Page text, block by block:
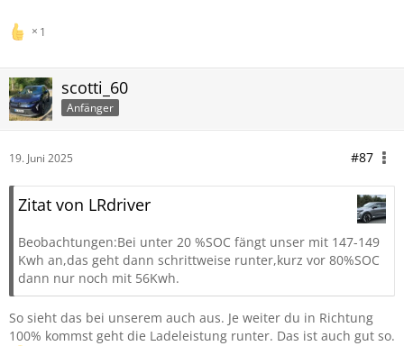
1
scotti_60
Anfänger
19. Juni 2025 #87
Zitat von LRdriver
Beobachtungen:Bei unter 20 %SOC fängt unser mit 147-149
Kwh an,das geht dann schrittweise runter,kurz vor 80%SOC
dann nur noch mit 56Kwh.
So sieht das bei unserem auch aus. Je weiter du in Richtung
100% kommst geht die Ladeleistung runter. Das ist auch gut so.